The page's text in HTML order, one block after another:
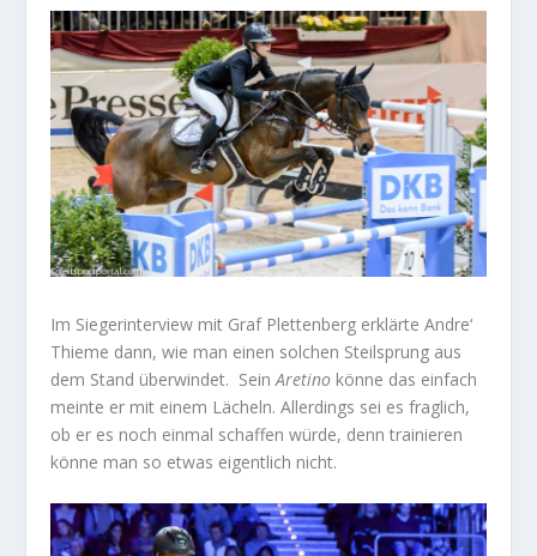
Im Siegerinterview mit Graf Plettenberg erklärte Andre‘
Thieme dann, wie man einen solchen Steilsprung aus
dem Stand überwindet. SeinAretino könne das einfach
meinte er mit einem Lächeln. Allerdings sei es fraglich,
ob er es noch einmal schaffen würde, denn trainieren
könne man so etwas eigentlich nicht.